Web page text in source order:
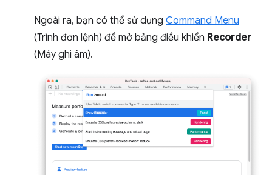
Ngoài ra, bạn có thể sử dụng Command Menu
(Trình đơn lệnh) để mở bảng điều khiển Recorder
(Máy ghi âm).